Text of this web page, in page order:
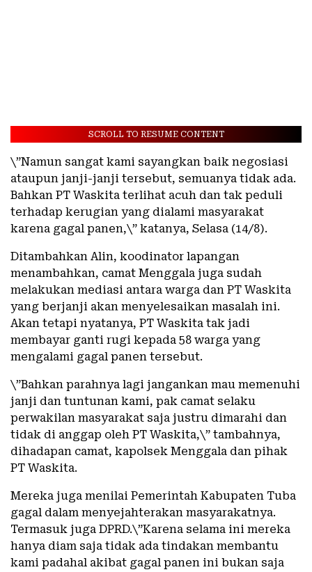
SCROLL TO RESUME CONTENT
\”Namun sangat kami sayangkan baik negosiasi
ataupun janji-janji tersebut, semuanya tidak ada.
Bahkan PT Waskita terlihat acuh dan tak peduli
terhadap kerugian yang dialami masyarakat
karena gagal panen,\” katanya, Selasa (14/8).
Ditambahkan Alin, koodinator lapangan
menambahkan, camat Menggala juga sudah
melakukan mediasi antara warga dan PT Waskita
yang berjanji akan menyelesaikan masalah ini.
Akan tetapi nyatanya, PT Waskita tak jadi
membayar ganti rugi kepada 58 warga yang
mengalami gagal panen tersebut.
\”Bahkan parahnya lagi jangankan mau memenuhi
janji dan tuntunan kami, pak camat selaku
perwakilan masyarakat saja justru dimarahi dan
tidak di anggap oleh PT Waskita,\” tambahnya,
dihadapan camat, kapolsek Menggala dan pihak
PT Waskita.
Mereka juga menilai Pemerintah Kabupaten Tuba
gagal dalam menyejahterakan masyarakatnya.
Termasuk juga DPRD.\”Karena selama ini mereka
hanya diam saja tidak ada tindakan membantu
kami padahal akibat gagal panen ini bukan saja